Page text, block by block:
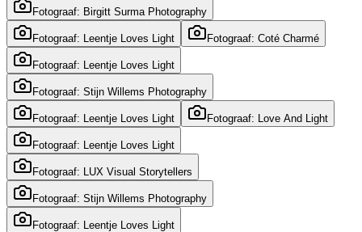
Fotograaf: Birgitt Surma Photography
Fotograaf: Leentje Loves Light Fotograaf: Coté Charmé
Fotograaf: Leentje Loves Light
Fotograaf: Stijn Willems Photography
Fotograaf: Leentje Loves Light Fotograaf: Love And Light
Fotograaf: Leentje Loves Light
Fotograaf: LUX Visual Storytellers
Fotograaf: Stijn Willems Photography
Fotograaf: Leentje Loves Light